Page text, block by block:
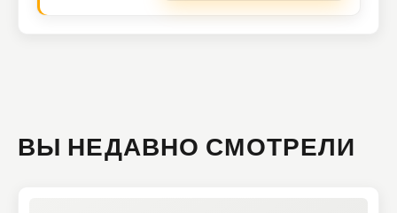
ВЫ НЕДАВНО СМОТРЕЛИ